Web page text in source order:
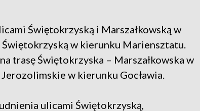
Świętokrzyską i Marszałkowską w
Świętokrzyską w kierunku Mariensztatu.
trasę Świętokrzyska – Marszałkowska w
w kierunku Gocławia.
ulicami Świętokrzyską,